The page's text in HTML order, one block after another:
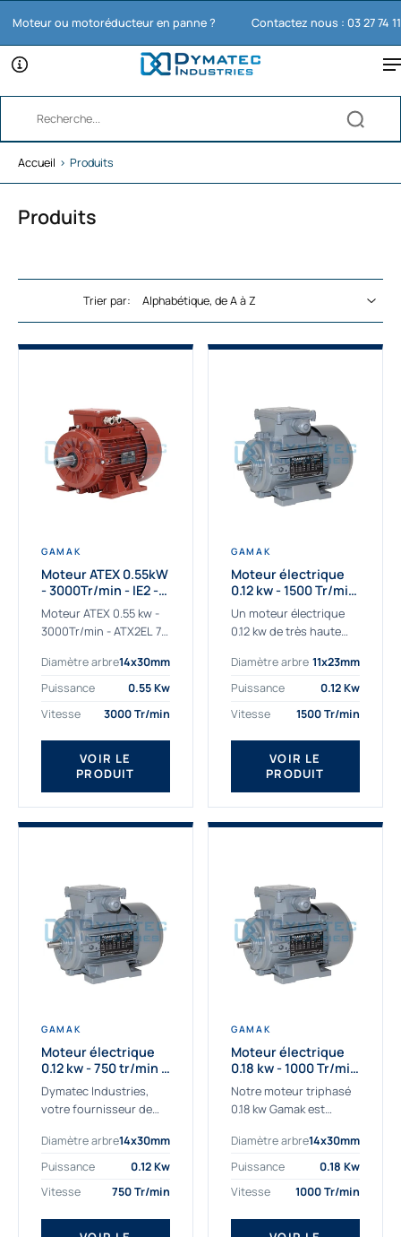
ou motoréducteur en panne ? Contactez nous : 03 27 74 11 65
Accueil › Produits
Produits
Trier par:
GAMAK
Moteur ATEX 0.55kW
- 3000Tr/min - IE2 -
Zone 2/22 -
Aluminium
Moteur ATEX 0.55 kw -
3000Tr/min - ATX2EL 71
pour les atmosphères
explosives Le moteur
Diamètre arbre14x30mm
Puissance
0.55 Kw
Vitesse
3000 Tr/min
VOIR LE
PRODUIT
GAMAK
Moteur électrique
0.12 kw - 1500 Tr/min
- 230/400V - IE2
Un moteur électrique
0.12 kw de très haute
applications les plus
sollicitées. Nous
fournissons des
moteurs électriques...
Diamètre arbre 11x23mm
Puissance
0.12 Kw
Vitesse
1500 Tr/min
VOIR LE
PRODUIT
GAMAK
Moteur électrique
0.12 kw - 750 tr/min -
230/400V - IE2
Dymatec Industries,
votre fournisseur de
kw. Dymatec Industries
vous propose le moteur
moteur de
qualité Gamak...
Diamètre arbre14x30mm
Puissance
0.12 Kw
Vitesse
750 Tr/min
GAMAK
Moteur électrique
0.18 kw - 1000 Tr/min
- 230/400V - IE2
Notre moteur triphasé
0.18 kw Gamak est
aux applications
sévères. Nous
assemblons et
fournissons des
Diamètre arbre14x30mm
Puissance
0.18 Kw
Vitesse
1000 Tr/min